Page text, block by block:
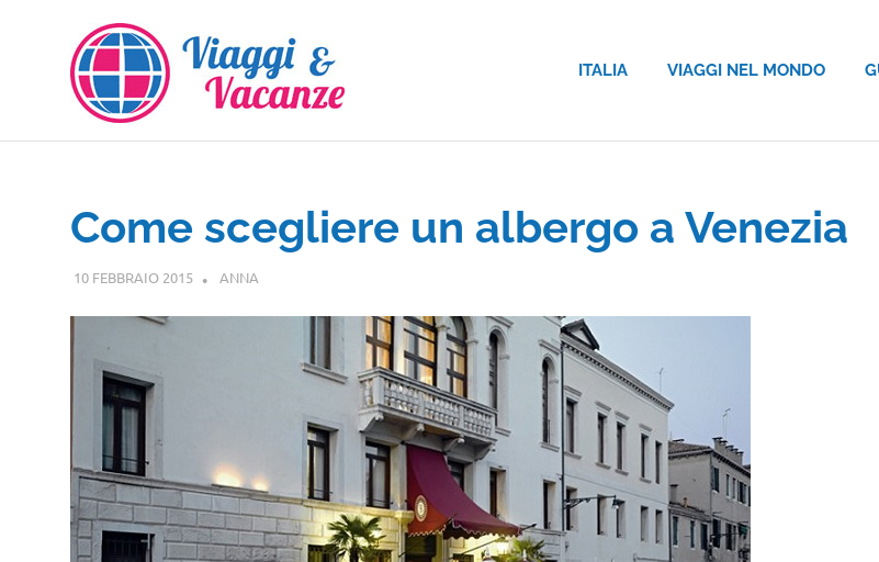
contenuto
ITALIA VIAGGI NEL MONDO
Come scegliere un albergo a Venezia
10 FEBBRAIO 2015 ANNA